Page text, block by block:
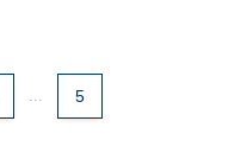
... 5